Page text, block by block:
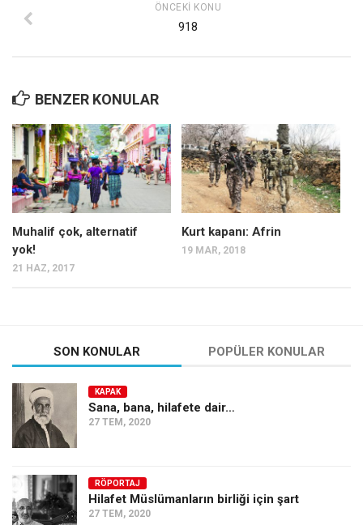
Tüm Sayılar
Kategoriler
Kültür Sanat
Kitap
Karisi kitap sualleri
Ekonomi
Sağlık
Hayat
Türkiye
Dünya
Avrupa
ÖNCEKI KONU
918
BENZER KONULAR
Muhalif çok, alternatif
yok!
21 HAZ, 2017
Kurt kapanı: Afrin
19 MAR, 2018
SON KONULAR POPÜLER KONULAR
KAPAK
Sana, bana, hilafete dair…
27 TEM, 2020
RÖPORTAJ
Hilafet Müslümanların birliği için şart
27 TEM, 2020